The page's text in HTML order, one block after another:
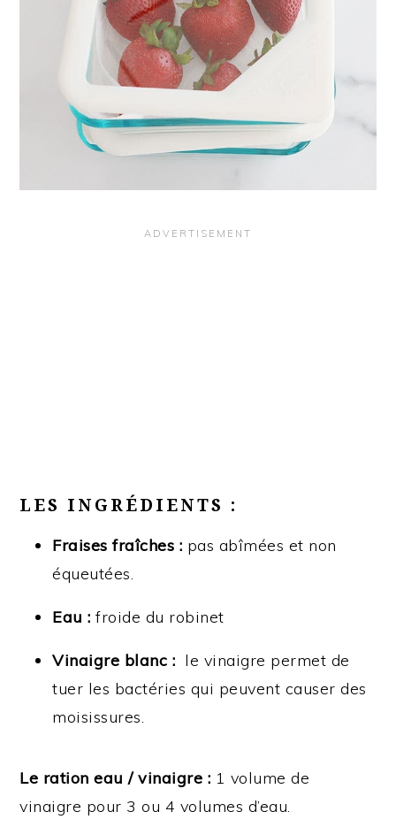
LES INGRÉDIENTS :
Fraises fraîches : pas abîmées et non
équeutées.
Eau : froide du robinet
Vinaigre blanc : le vinaigre permet de
tuer les bactéries qui peuvent causer des
moisissures.
Le ration eau / vinaigre : 1 volume de
vinaigre pour 3 ou 4 volumes d’eau.